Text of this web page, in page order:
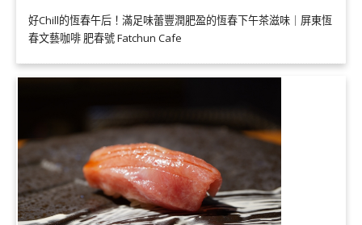
好Chill的恆春午后！滿足味蕾豐潤肥盈的恆春下午茶滋味｜屏東恆
春文藝咖啡 肥春號 Fatchun Cafe